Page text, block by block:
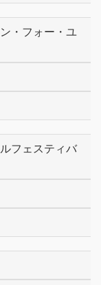
・フォー・ユ
フェスティバ